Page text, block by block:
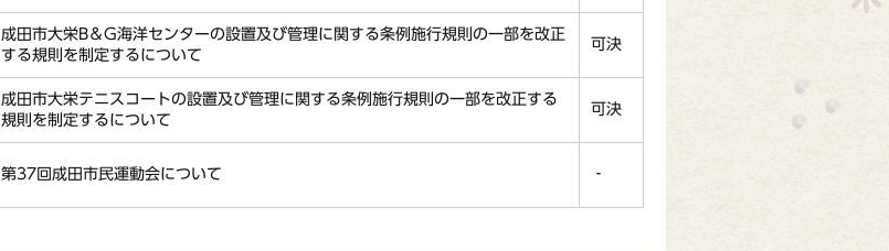
成田市大栄B＆G海洋センターの設置及び管理に関する条例施行規則の一部を改正
する規則を制定するについて
可決
成田市大栄テニスコートの設置及び管理に関する条例施行規則の一部を改正する
規則を制定するについて
可決
第37回成田市民運動会について ‐